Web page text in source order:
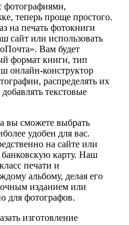
фотографиями,
теперь проще простого.
на печать фотокниги
сайт или использовать
Вам будет
формат книги, тип
онлайн-конструктор
распределять их
текстовые
вы сможете выбрать
удобен для вас.
на сайте или
банковскую карту. Наш
печати и
альбому, делая его
изданием или
для фотографов.
изготовление